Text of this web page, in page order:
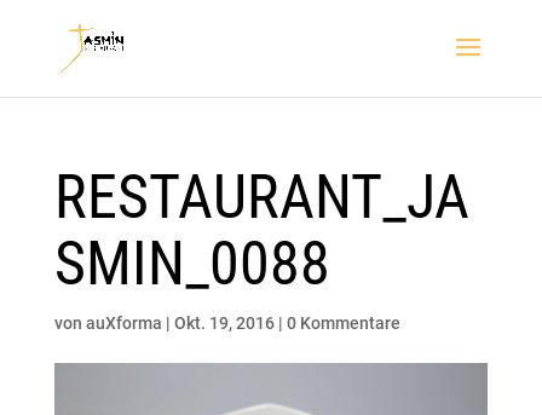
RESTAURANT_JA
SMIN_0088
von auXforma | Okt. 19, 2016| 0 Kommentare